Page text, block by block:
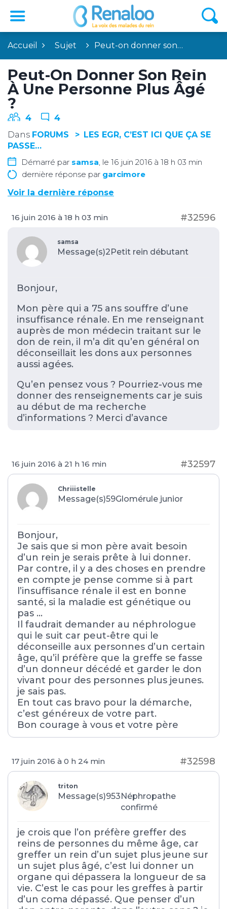
Accueil Sujet Peut-on donner son…
Peut-On Donner Son Rein
À Une Personne Plus Âgé
?
4 4
Dans FORUMS
LES EGR, C’EST ICI QUE ÇA SE
PASSE…
Démarré par samsa , le 16 juin 2016 à 18 h 03 min
dernière réponse par garcimore
Voir la dernière réponse
16 juin 2016 à 18 h 03 min #32596
samsa
Message(s)2Petit rein débutant
Bonjour,
Mon père qui a 75 ans souffre d’une
insuffisance rénale. En me renseignant
auprès de mon médecin traitant sur le
don de rein, il m’a dit qu’en général on
déconseillait les dons aux personnes
aussi agées.
Qu’en pensez vous ? Pourriez-vous me
donner des renseignements car je suis
au début de ma recherche
d’informations ? Merci d’avance
16 juin 2016 à 21 h 16 min #32597
Chriiistelle
Message(s)59Glomérule junior
Bonjour,
Je sais que si mon père avait besoin
d’un rein je serais prête à lui donner.
Par contre, il y a des choses en prendre
en compte je pense comme si à part
l’insuffisance rénale il est en bonne
santé, si la maladie est génétique ou
pas …
Il faudrait demander au néphrologue
qui le suit car peut-être qui le
déconseille aux personnes d’un certain
âge, qu’il préfère que la greffe se fasse
d’un donneur décédé et garder le don
vivant pour des personnes plus jeunes.
je sais pas.
En tout cas bravo pour la démarche,
c’est généreux de votre part.
Bon courage à vous et votre père
17 juin 2016 à 0 h 24 min #32598
triton
Message(s)953Néphropathe
confirmé
je crois que l’on préfère greffer des
reins de personnes du même âge, car
greffer un rein d’un sujet plus jeune sur
un sujet plus âgé, c’est lui donner un
organe qui dépassera la longueur de sa
vie. C’est le cas pour les greffes à partir
d’un coma dépassé. Que penser d’un